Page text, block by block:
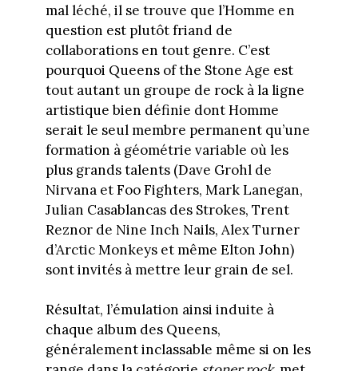
mal léché, il se trouve que l’Homme en
question est plutôt friand de
collaborations en tout genre. C’est
pourquoi Queens of the Stone Age est
tout autant un groupe de rock à la ligne
artistique bien définie dont Homme
serait le seul membre permanent qu’une
formation à géométrie variable où les
plus grands talents (Dave Grohl de
Nirvana et Foo Fighters, Mark Lanegan,
Julian Casablancas des Strokes, Trent
Reznor de Nine Inch Nails, Alex Turner
d’Arctic Monkeys et même Elton John)
sont invités à mettre leur grain de sel.
Résultat, l’émulation ainsi induite à
chaque album des Queens,
généralement inclassable même si on les